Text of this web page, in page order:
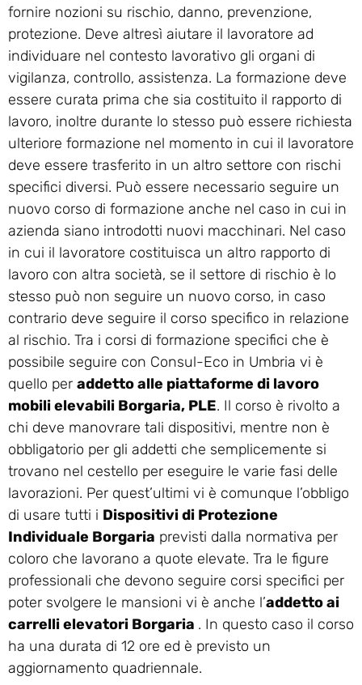
fornire nozioni su rischio, danno, prevenzione,
protezione. Deve altresì aiutare il lavoratore ad
individuare nel contesto lavorativo gli organi di
vigilanza, controllo, assistenza. La formazione deve
essere curata prima che sia costituito il rapporto di
lavoro, inoltre durante lo stesso può essere richiesta
ulteriore formazione nel momento in cui il lavoratore
deve essere trasferito in un altro settore con rischi
specifici diversi. Può essere necessario seguire un
nuovo corso di formazione anche nel caso in cui in
azienda siano introdotti nuovi macchinari. Nel caso
in cui il lavoratore costituisca un altro rapporto di
lavoro con altra società, se il settore di rischio è lo
stesso può non seguire un nuovo corso, in caso
contrario deve seguire il corso specifico in relazione
al rischio. Tra i corsi di formazione specifici che è
possibile seguire con Consul-Eco in Umbria vi è
quello per addetto alle piattaforme di lavoro
mobili elevabili Borgaria, PLE. Il corso è rivolto a
chi deve manovrare tali dispositivi, mentre non è
obbligatorio per gli addetti che semplicemente si
trovano nel cestello per eseguire le varie fasi delle
lavorazioni. Per quest’ultimi vi è comunque l’obbligo
di usare tutti i Dispositivi di Protezione
Individuale Borgaria previsti dalla normativa per
coloro che lavorano a quote elevate. Tra le figure
professionali che devono seguire corsi specifici per
poter svolgere le mansioni vi è anche l’addetto ai
carrelli elevatori Borgaria . In questo caso il corso
ha una durata di 12 ore ed è previsto un
aggiornamento quadriennale.